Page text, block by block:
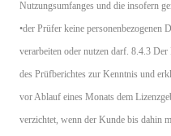
Nutzungsumfanges und die insofern
•der Prüfer keine personenbezogenen
verarbeiten oder nutzen darf. 8.4.3
des Prüfberichtes zur Kenntnis und
vor Ablauf eines Monats dem
verzichtet, wenn der Kunde bis dahin